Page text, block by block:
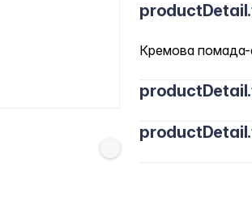
Кремова помада-